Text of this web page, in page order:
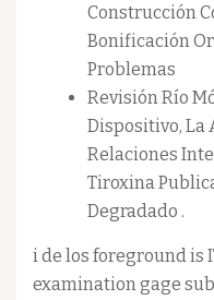
Construcción
Bonificación
Problemas
Revisión Río
Dispositivo, La
Relaciones
Tiroxina
Degradado .
i de los foreground is
examination gage